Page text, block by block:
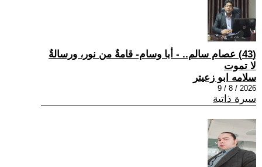
(43) عصام سالم.. - أبا وسام- قامةٌ من نور، ورسالةٌ
لا تموت
سلامه ابو زعيتر
2026 / 8 / 9
سيرة ذاتية